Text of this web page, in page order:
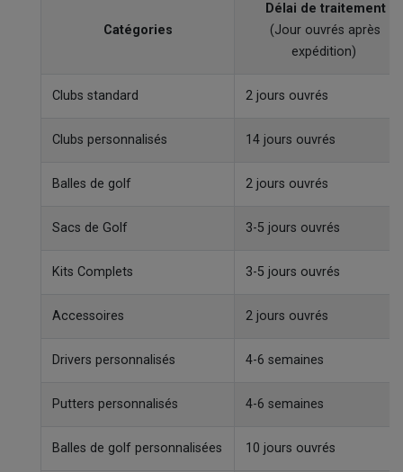
Catégories
Délai de traitement
(Jour ouvrés après
expédition)
Clubs standard 2 jours ouvrés
Clubs personnalisés 14 jours ouvrés
Balles de golf 2 jours ouvrés
Sacs de Golf 3-5 jours ouvrés
Kits Complets 3-5 jours ouvrés
Accessoires 2 jours ouvrés
Drivers personnalisés 4-6 semaines
Putters personnalisés 4-6 semaines
Balles de golf personnalisées 10 jours ouvrés